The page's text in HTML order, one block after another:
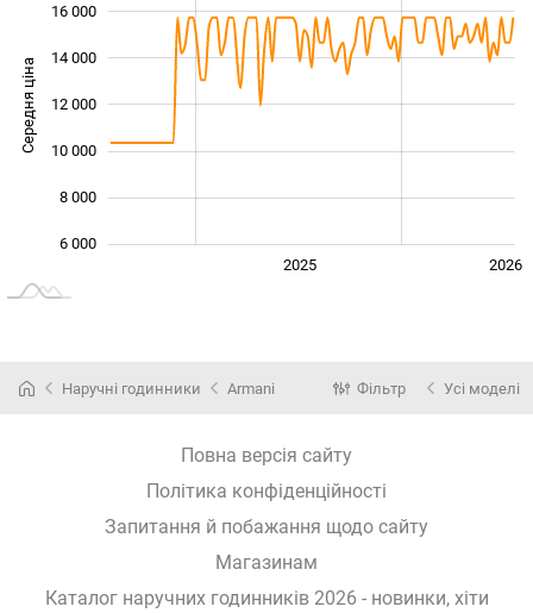
Середня ціна 10 000
6 000
8 000
10 000
12 000
14 000
16 000
2025 2026
Наручні годинники Armani Фільтр Усі моделі
Повна версія сайту
Політика конфіденційності
Запитання й побажання щодо сайту
Магазинам
Каталог наручних годинників 2026 - новинки, хіти